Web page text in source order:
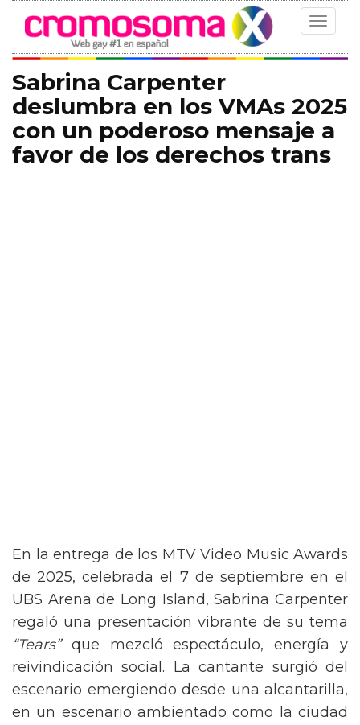
Toggle
Sabrina Carpenter
deslumbra en los VMAs 2025
con un poderoso mensaje a
favor de los derechos trans
En la entrega de los MTV Video Music Awards
de 2025, celebrada el 7 de septiembre en el
UBS Arena de Long Island, Sabrina Carpenter
regaló una presentación vibrante de su tema
“Tears”que mezcló espectáculo, energía y
reivindicación social. La cantante surgió del
escenario emergiendo desde una alcantarilla,
en un escenario ambientado como la ciudad